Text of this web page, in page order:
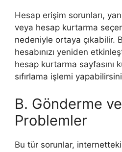
Hesap erişim sorunları,
veya hesap kurtarma
nedeniyle ortaya çıkabilir.
hesabınızı yeniden
hesap kurtarma sayfasını
sıfırlama işlemi
B. Gönderme
Problemler
Bu tür sorunlar, internetteki